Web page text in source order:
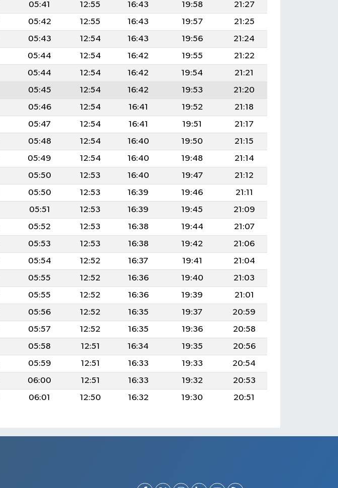
05:41 12:55 16:43 19:58
21:27
05:42 12:55 16:43 19:57
21:25
05:43 12:54 16:43 19:56
21:24
05:44 12:54 16:42 19:55
21:22
05:44 12:54 16:42 19:54
21:21
05:45 12:54 16:42 19:53
21:20
05:46 12:54 16:41 19:52
21:18
05:47 12:54 16:41 19:51
21:17
05:48 12:54 16:40 19:50
21:15
05:49 12:54 16:40 19:48
21:14
05:50 12:53 16:40 19:47
21:12
05:50 12:53 16:39 19:46
21:11
05:51 12:53 16:39 19:45
21:09
05:52 12:53 16:38 19:44
21:07
05:53 12:53 16:38 19:42
21:06
05:54 12:52 16:37 19:41
21:04
05:55 12:52 16:36 19:40
21:03
05:55 12:52 16:36 19:39
21:01
05:56 12:52 16:35 19:37
20:59
05:57 12:52 16:35 19:36
20:58
05:58 12:51 16:34 19:35
20:56
05:59 12:51 16:33 19:33
20:54
06:00 12:51 16:33 19:32
20:53
06:01 12:50 16:32 19:30 20:51